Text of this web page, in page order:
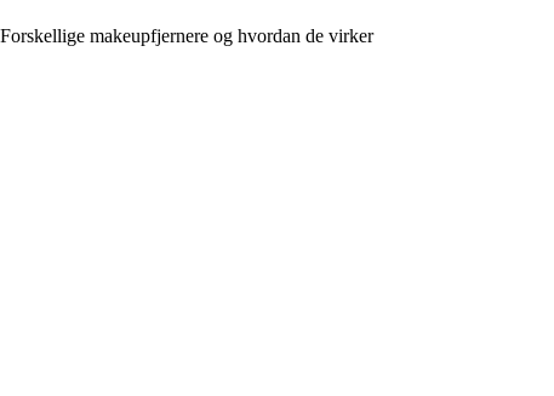
Forskellige makeupfjernere og hvordan de virker